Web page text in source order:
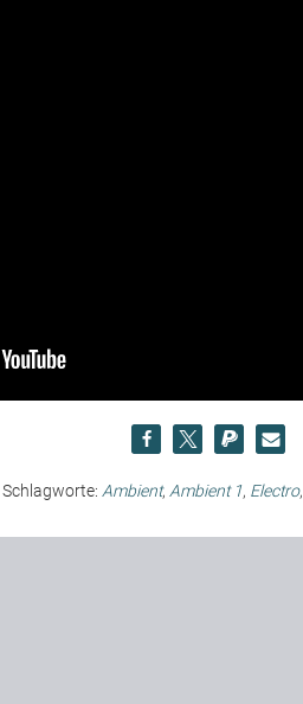
Schlagworte: Ambient, Ambient 1, Electro,